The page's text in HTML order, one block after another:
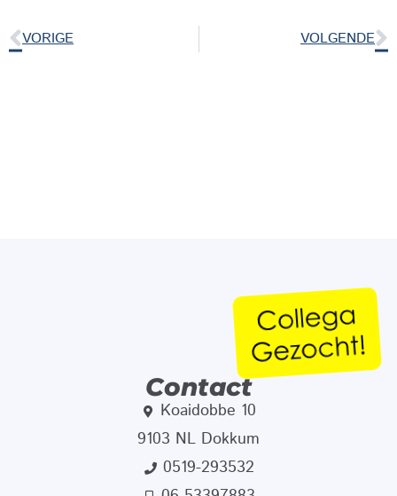
VORIGE VOLGENDE
Contact
Koaidobbe 10
9103 NL Dokkum
0519-293532